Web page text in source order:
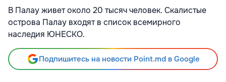
В Палау живет около 20 тысяч человек. Скалистые
острова Палау входят в список всемирного
наследия ЮНЕСКО.
Подпишитесь на новости Point.md в Google